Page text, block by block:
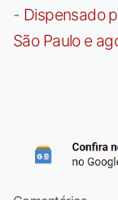
- Dispensado
São Paulo e